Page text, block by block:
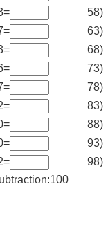
58)
63)
68)
73)
78)
83)
88)
93)
98)